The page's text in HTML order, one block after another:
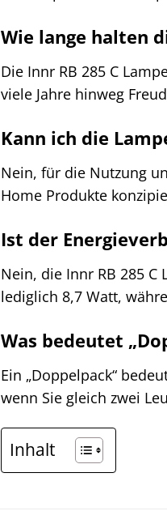
Wie lange halten
Die Innr RB 285 C
viele Jahre hinweg
Kann ich die
Nein, für die Nutzung
Home Produkte
Ist der
Nein, die Innr RB 285
lediglich 8,7 Watt,
Was bedeutet
Ein „Doppelpack“
wenn Sie gleich zwei
Inhalt